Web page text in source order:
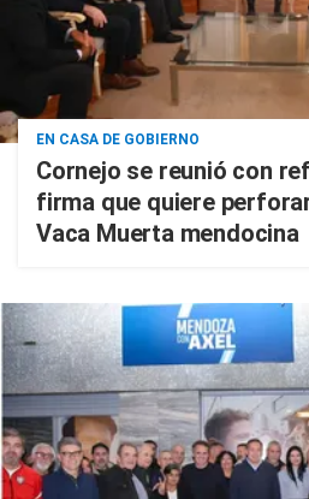
EN CASA DE GOBIERNO
Cornejo se reunió con
firma que quiere
Vaca Muerta mendocina